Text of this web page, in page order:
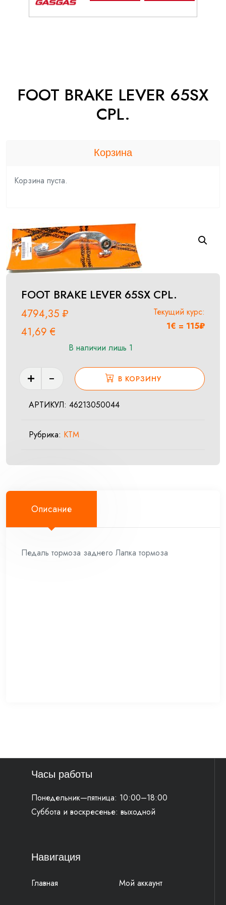
FOOT BRAKE LEVER 65SX
CPL.
FOOT BRAKE LEVER 65SX CPL.
4794,35 ₽
41,69€
Текущий курс:
1€ = 115₽
В наличии лишь 1
Количество
товара
FOOT
LEVER
В КОРЗИНУ
АРТИКУЛ: 46213050044
Рубрика: KTM
Описание
Педаль тормоза заднего Лапка тормоза
Корзина
Корзина пуста.
Часы работы
Понедельник—пятница: 10:00–18:00
Суббота и воскресенье: выходной
Навигация
Главная Мой аккаунт